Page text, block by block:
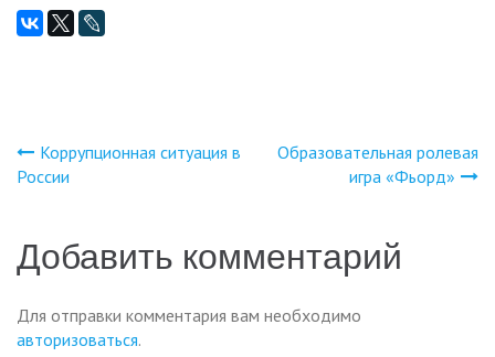
Навигация
записям
Коррупционная ситуация в
России
Образовательная ролевая
игра «Фьорд»
Добавить комментарий
Для отправки комментария вам необходимо
авторизоваться.